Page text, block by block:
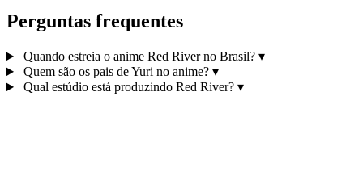
Perguntas frequentes
Quando estreia o anime Red River no Brasil? ▾
Quem são os pais de Yuri no anime? ▾
Qual estúdio está produzindo Red River? ▾